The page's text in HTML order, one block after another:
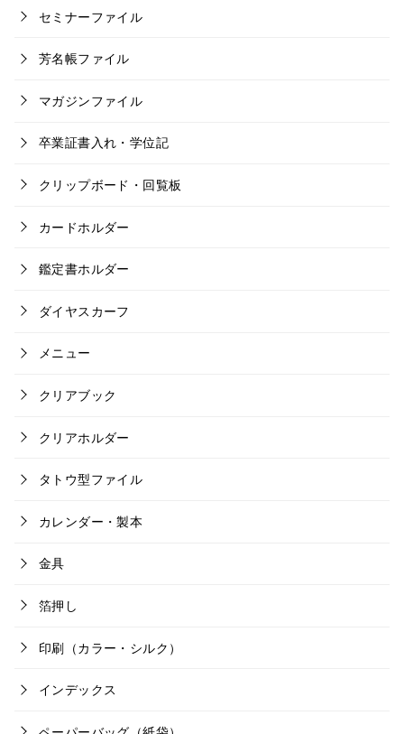
セミナーファイル
芳名帳ファイル
マガジンファイル
卒業証書入れ・学位記
クリップボード・回覧板
カードホルダー
鑑定書ホルダー
ダイヤスカーフ
メニュー
クリアブック
クリアホルダー
タトウ型ファイル
カレンダー・製本
金具
箔押し
印刷（カラー・シルク）
インデックス